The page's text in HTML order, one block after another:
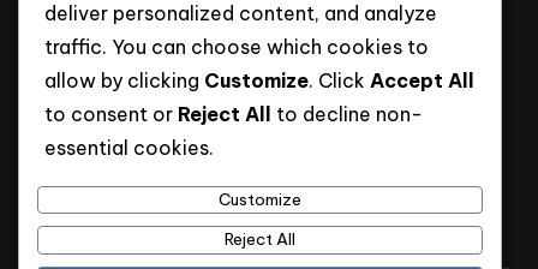
Hak Cipta
Kebijakan Privasi
Tentang Kami
deliver personalized content, and analyze
traffic. You can choose which cookies to
allow by clicking Customize. Click Accept All
to consent or Reject All
to decline non-
essential cookies.
Customize
Reject All